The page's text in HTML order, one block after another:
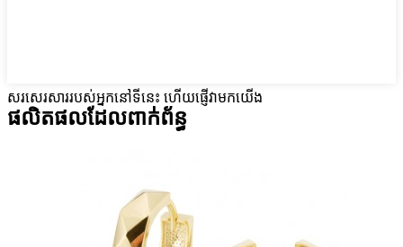
សរសេរសាររបស់អ្នកនៅទីនេះ ហើយផ្ញើវាមកយើង
ផលិតផលដែលពាក់ព័ន្ធ